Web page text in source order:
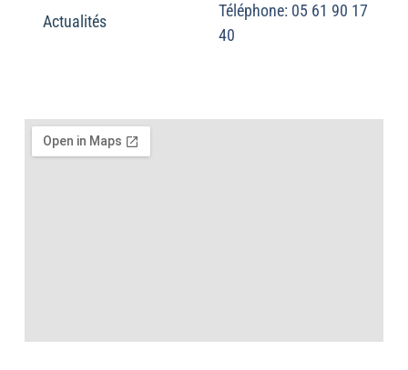
Actualités
Téléphone: 05 61 90 17
40